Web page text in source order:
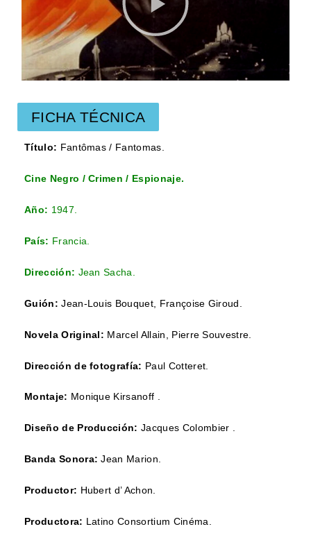
FICHA TÉCNICA
Título: Fantômas / Fantomas.
Cine Negro / Crimen / Espionaje.
Año: 1947
País: Francia.
Dirección: Jean Sacha.
Guión: Jean-Louis Bouquet, Françoise Giroud.
Novela Original: Marcel Allain, Pierre Souvestre.
Dirección de fotografía: Paul Cotteret.
Montaje: Monique Kirsanoff .
Diseño de Producción: Jacques Colombier .
Banda Sonora:Jean Marion.
Productor: Hubert d’ Achon.
Productora: Latino Consortium Cinéma.